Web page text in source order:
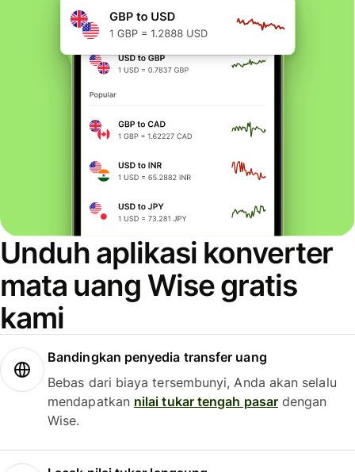
Unduh aplikasi konverter
mata uang Wise gratis
kami
Bandingkan penyedia transfer uang
Bebas dari biaya tersembunyi, Anda akan selalu
mendapatkan nilai tukar tengah pasardengan
Wise.